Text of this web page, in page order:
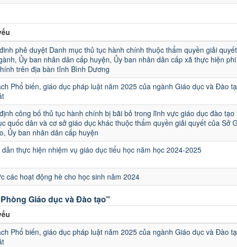
phê duyệt Danh mục thủ tục hành chính thuộc thẩm quyền giải
Ủy ban nhân dân cấp huyện, Ủy ban nhân dân cấp xã thực hiện
trên địa bàn tỉnh Bình Dương
Phổ biến, giáo dục pháp luật năm 2025 của ngành Giáo dục và Đào
công bố thủ tục hành chính bị bãi bỏ trong lĩnh vực giáo dục đào tạo
quốc dân và cơ sở giáo dục khác thuộc thẩm quyền giải quyết của Sở
Ủy ban nhân dân cấp huyện
dẫn thực hiện nhiệm vụ giáo dục tiểu học năm học 2024-2025
các hoạt động hè cho học sinh năm 2024
Giáo dục và Đào tạo"
Phổ biến, giáo dục pháp luật năm 2025 của ngành Giáo dục và Đào